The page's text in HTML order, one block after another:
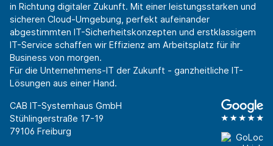
in Richtung digitaler Zukunft. Mit einer leistungsstarken und
sicheren Cloud-Umgebung, perfekt aufeinander
abgestimmten IT-Sicherheitskonzepten und erstklassigem
IT-Service schaffen wir Effizienz am Arbeitsplatz für ihr
Business von morgen.
Für die Unternehmens-IT der Zukunft - ganzheitliche IT-
Lösungen aus einer Hand.
CAB IT-Systemhaus GmbH
Stühlingerstraße 17-19
79106 Freiburg